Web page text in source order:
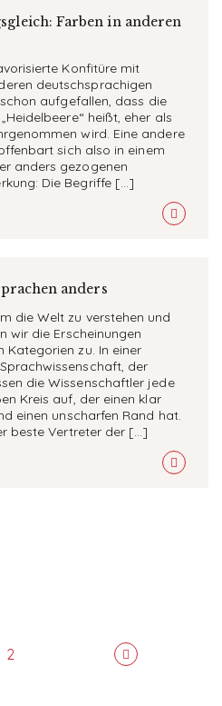
Farben in anderen
Konfitüre mit
deutschsprachigen
aufgefallen, dass die
heißt, eher als
wird. Eine andere
sich also in einem
anders gezogenen
Die Begriffe […]
anders
die Welt zu verstehen und
wir die Erscheinungen
Kategorien zu. In einer
der
die Wissenschaftler jede
Kreis auf, der einen klar
einen unscharfen Rand hat.
beste Vertreter der […]
2